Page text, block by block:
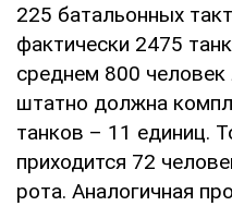
225 батальонных
фактически 2475
среднем 800 человек
штатно должна
танков – 11 единиц.
приходится 72
рота. Аналогичная